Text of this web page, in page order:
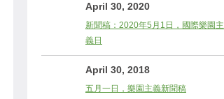
April 30, 2020
新聞稿：2020年5月1日，國際樂園主
義日
April 30, 2018
五月一日，樂園主義新聞稿